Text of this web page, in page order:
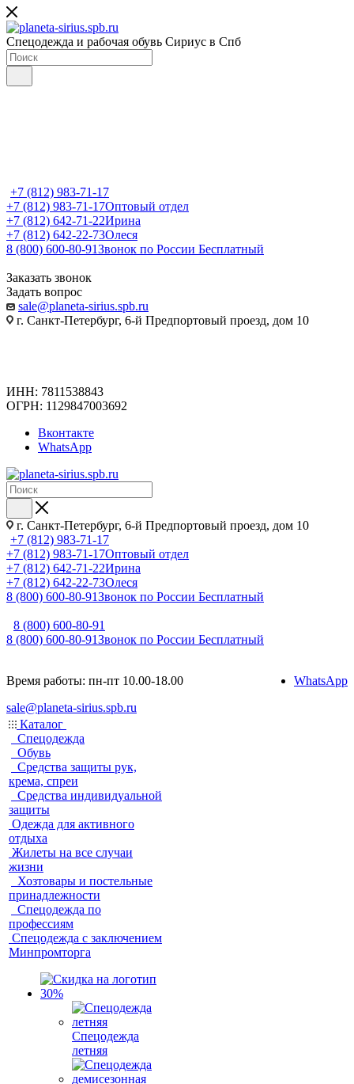
Спецодежда и рабочая обувь Сириус в Спб
+7 (812) 983-71-17
+7 (812) 983-71-17Оптовый отдел
+7 (812) 642-71-22Ирина
+7 (812) 642-22-73Олеся
8 (800) 600-80-91Звонок по России Бесплатный
Заказать звонок
Задать вопрос
sale@planeta-sirius.spb.ru
г. Санкт-Петербург, 6-й Предпортовый проезд, дом 10
ИНН: 7811538843
ОГРН: 1129847003692
Вконтакте
WhatsApp
г. Санкт-Петербург, 6-й Предпортовый проезд, дом 10
+7 (812) 983-71-17
+7 (812) 983-71-17Оптовый отдел
+7 (812) 642-71-22Ирина
+7 (812) 642-22-73Олеся
8 (800) 600-80-91Звонок по России Бесплатный
8 (800) 600-80-91
8 (800) 600-80-91Звонок по России Бесплатный
Время работы: пн-пт 10.00-18.00
sale@planeta-sirius.spb.ru
WhatsApp
Каталог
Спецодежда
Обувь
Средства защиты рук,
крема, спреи
Средства индивидуальной
защиты
Одежда для активного
отдыха
Жилеты на все случаи
жизни
Хозтовары и постельные
принадлежности
Спецодежда по
профессиям
Спецодежда с заключением
Минпромторга
Спецодежда
летняя